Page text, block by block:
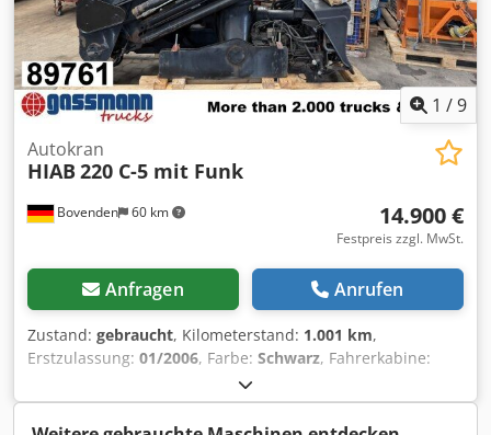
1 /9
Bovenden 60 km
Autokran
HIAB 220 C-5 mit Funk
14.900 €
Festpreis zzgl. MwSt.
Anfragen Anrufen
Zustand: gebraucht, Kilometerstand: 1.001 km,
Erstzulassung: 01/2006, Farbe: Schwarz, Fahrerkabine:
Sonstige
Ausstattung:Kran, Zentralverriegelung, Fahrzeugstandort:
Bovenden, Not-Aus, Greifersteuerung, faltbar, 2-Punkt